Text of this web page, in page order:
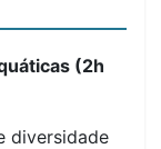
(2h
diversidade